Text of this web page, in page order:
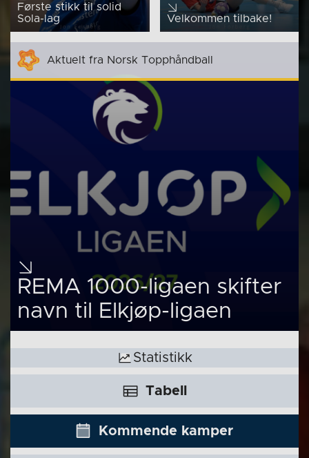
Første stikk til solid
Sola-lag
Velkommen tilbake!
Aktuelt fra Norsk Topphåndball
REMA 1000-ligaen skifter
navn til Elkjøp-ligaen
Statistikk
Tabell
Kommende kamper